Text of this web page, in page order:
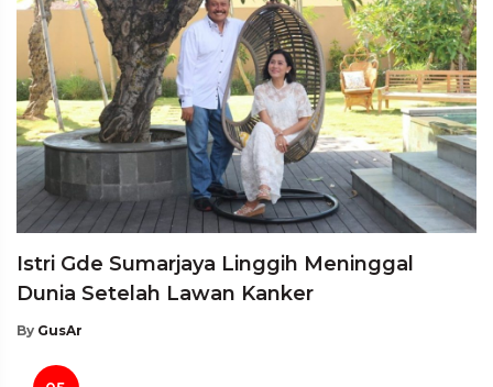
Istri Gde Sumarjaya Linggih Meninggal
Dunia Setelah Lawan Kanker
By GusAr